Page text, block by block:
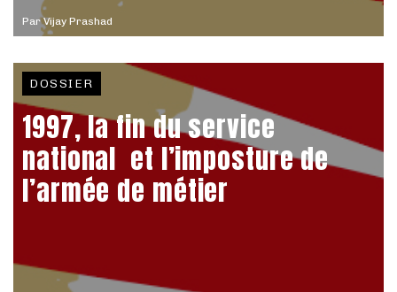
ParVijay Prashad
DOSSIER
1997, la fin du service
national et l’imposture de
l’armée de métier